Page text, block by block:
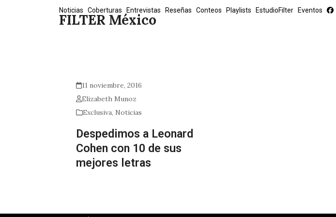
FILTER México
Noticias Coberturas Entrevistas Reseñas Conteos Playlists EstudioFilter Eventos
11 noviembre, 2016
Elizabeth Munoz
Exclusiva, Noticias
Despedimos a Leonard
Cohen con 10 de sus
mejores letras